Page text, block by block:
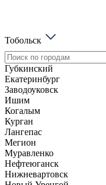
Тобольск
Губкинский
Екатеринбург
Заводоуковск
Ишим
Когалым
Курган
Лангепас
Мегион
Муравленко
Нефтеюганск
Нижневартовск